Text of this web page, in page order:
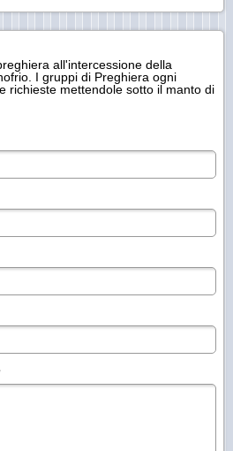
all'intercessione della
I gruppi di Preghiera ogni
richieste mettendole sotto il manto di